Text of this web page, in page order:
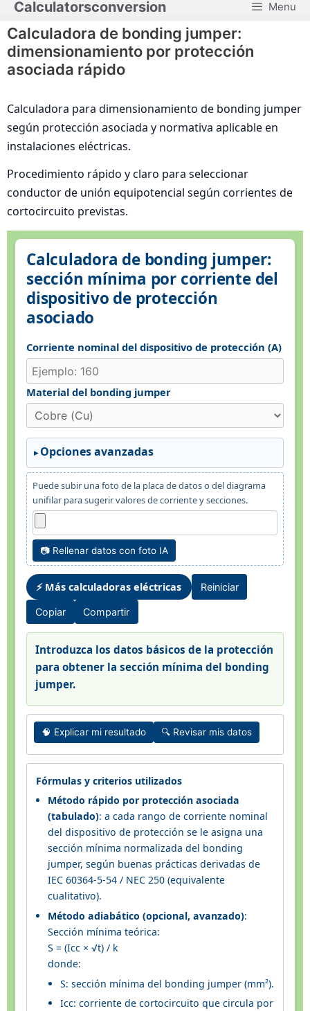
Saltar
contenido
Calculatorsconversion Menu
Calculadora de bonding jumper:
dimensionamiento por protección
asociada rápido
Calculadora para dimensionamiento de bonding jumper
según protección asociada y normativa aplicable en
instalaciones eléctricas.
Procedimiento rápido y claro para seleccionar
conductor de unión equipotencial según corrientes de
cortocircuito previstas.
Calculadora de bonding jumper:
sección mínima por corriente del
dispositivo de protección
asociado
Corriente nominal del dispositivo de protección (A)
Material del bonding jumper
Opciones avanzadas
Puede subir una foto de la placa de datos o del diagrama
unifilar para sugerir valores de corriente y secciones.
📷 Rellenar datos con foto IA
⚡ Más calculadoras eléctricas Reiniciar
Copiar Compartir
Introduzca los datos básicos de la protección
para obtener la sección mínima del bonding
jumper.
🧠 Explicar mi resultado 🔍 Revisar mis datos
Fórmulas y criterios utilizados
Método rápido por protección asociada
(tabulado): a cada rango de corriente nominal
del dispositivo de protección se le asigna una
sección mínima normalizada del bonding
jumper, según buenas prácticas derivadas de
IEC 60364-5-54 / NEC 250 (equivalente
cualitativo).
Método adiabático (opcional, avanzado):
Sección mínima teórica:
S = (Icc × √t) / k
donde:
S: sección mínima del bonding jumper (mm²).
Icc: corriente de cortocircuito que circula por